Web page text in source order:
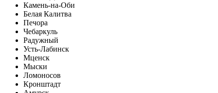
Камень-на-Оби
Белая Калитва
Печора
Чебаркуль
Радужный
Усть-Лабинск
Мценск
Мыски
Ломоносов
Кронштадт